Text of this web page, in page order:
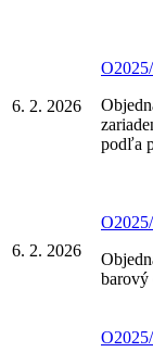
6. 2. 2026
podľa
6. 2. 2026
barový
O2025/